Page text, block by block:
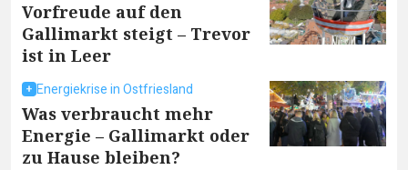
Vorfreude auf den
Gallimarkt steigt – Trevor
ist in Leer
Energiekrise in Ostfriesland
Was verbraucht mehr
Energie – Gallimarkt oder
zu Hause bleiben?